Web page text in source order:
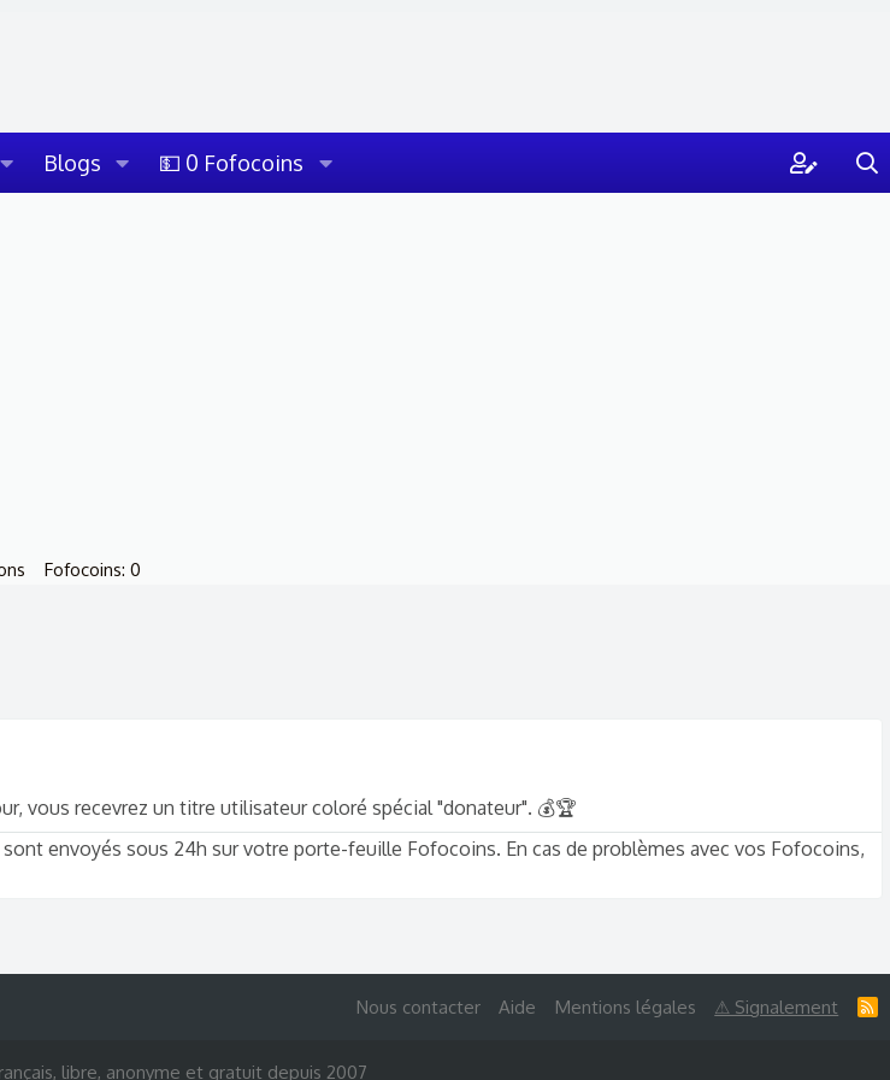
Blogs 💵 0 Fofocoins
Fofocoins: 0
vous recevrez un titre utilisateur coloré spécial "donateur". 💰🏆
sont envoyés sous 24h sur votre porte-feuille Fofocoins. En cas de problèmes avec vos Fofocoins,
Nous contacter Aide Mentions légales ⚠ Signalement
R
libre, anonyme et gratuit depuis 2007